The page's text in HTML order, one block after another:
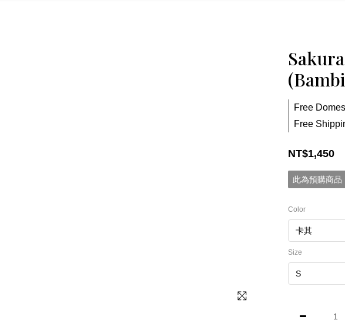
Free
Free
NT$1,450
此為預購商
Color
Size